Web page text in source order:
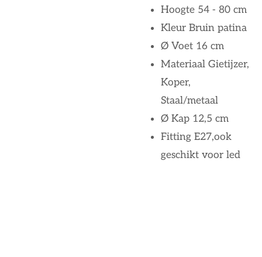
Hoogte 54 - 80 cm
Kleur Bruin patina
Ø Voet 16 cm
Materiaal Gietijzer,
Koper,
Staal/metaal
Ø Kap 12,5 cm
Fitting E27,ook
geschikt voor led